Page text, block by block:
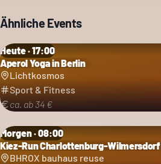
Ähnliche Events
Heute · 17:00
Aperol Yoga in Berlin
Lichtkosmos
Sport & Fitness
ca. ab 34 €
Morgen · 08:00
Kiez-Run Charlottenburg-Wilmersdorf
BHROX bauhaus reuse